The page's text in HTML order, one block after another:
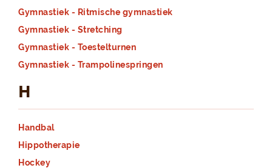
Gymnastiek - Ritmische gymnastiek
Gymnastiek - Stretching
Gymnastiek - Toestelturnen
Gymnastiek - Trampolinespringen
H
Handbal
Hippotherapie
Hockey